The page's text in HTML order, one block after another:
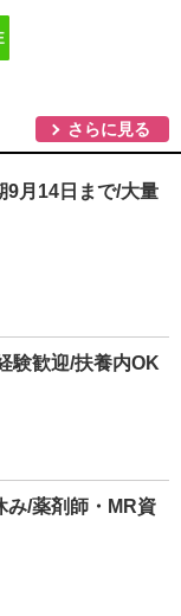
さらに見る
9月14日まで/大量
験歓迎/扶養内OK
み/薬剤師・MR資